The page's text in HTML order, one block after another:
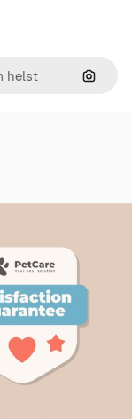
Søg